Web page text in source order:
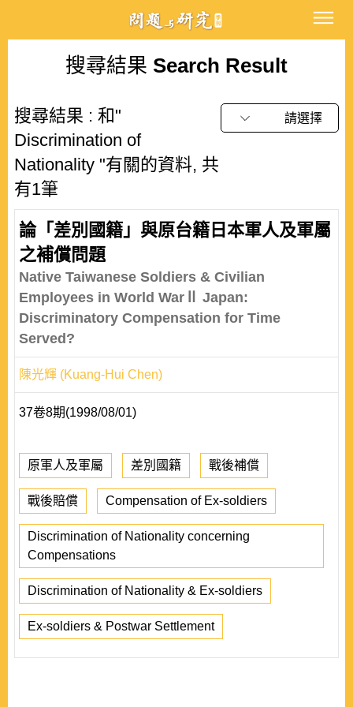
搜尋結果 Search Result
搜尋結果 : 和"
Discrimination of
Nationality "有關的資料, 共
有1筆
請選擇
論「差別國籍」與原台籍日本軍人及軍屬
之補償問題
Native Taiwanese Soldiers & Civilian
Employees in World WarⅡ Japan:
Discriminatory Compensation for Time
Served?
陳光輝 (Kuang-Hui Chen)
37卷8期(1998/08/01)
原軍人及軍屬 差別國籍 戰後補償
戰後賠償 Compensation of Ex-soldiers
Discrimination of Nationality concerning
Compensations
Discrimination of Nationality & Ex-soldiers
Ex-soldiers & Postwar Settlement